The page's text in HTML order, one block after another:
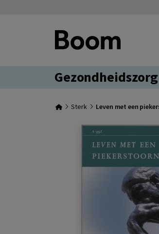
Gezondheidszorg
Sterk Leven met een